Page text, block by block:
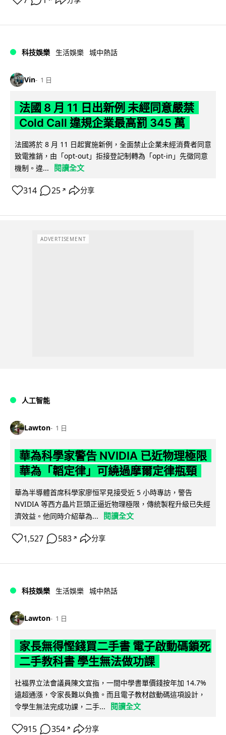
科技娛樂 生活娛樂 城中熱話
Vin 1 日
法國 8 月 11 日出新例 未經同意嚴禁
Cold Call 違規企業最高罰 345 萬
法國將於 8 月 11 日起實施新例，全面禁止企業未經消費者同意
致電推銷，由「opt-out」拒接登記制轉為「opt-in」先徵同意
機制。違...
閱讀全文
314 25 ↗ 分享
ADVERTISEMENT
人工智能
Lawton 1 日
華為科學家警告 NVIDIA 已近物理極限
華為「韜定律」可繞過摩爾定律瓶頸
華為半導體首席科學家廖恒罕見接受近 5 小時專訪，警告
NVIDIA 等西方晶片巨頭正逼近物理極限，傳統製程升級已失經
濟效益。他同時介紹華為...
閱讀全文
1,527 583 ↗ 分享
科技娛樂 生活娛樂 城中熱話
Lawton 1 日
家長無得慳錢買二手書 電子啟動碼鎖死
二手教科書 學生無法做功課
社福界立法會議員陳文宜指，一間中學書單價錢按年加 14.7%
遠超通漲，令家長難以負擔。而且電子教材啟動碼這項設計，
令學生無法完成功課，二手...
閱讀全文
915 354 ↗ 分享